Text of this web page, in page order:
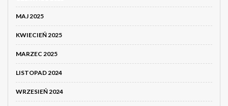
MAJ 2025
KWIECIEŃ 2025
MARZEC 2025
LISTOPAD 2024
WRZESIEŃ 2024